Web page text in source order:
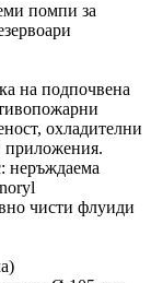
помпи за
на подпочвена
охладителни
неръждаема
чисти флуиди